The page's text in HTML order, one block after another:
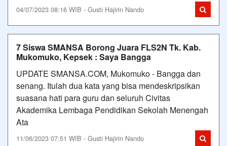
04/07/2023 08:16 WIB - Gusti Hajirin Nando
7 Siswa SMANSA Borong Juara FLS2N Tk. Kab.
Mukomuko, Kepsek : Saya Bangga
UPDATE SMANSA.COM, Mukomuko - Bangga dan
senang. Itulah dua kata yang bisa mendeskripsikan
suasana hati para guru dan seluruh Civitas
Akademika Lembaga Pendidikan Sekolah Menengah
Ata
11/06/2023 07:51 WIB - Gusti Hajirin Nando